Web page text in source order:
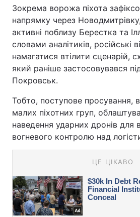
Зокрема ворожа піхота
напрямку через
активні поблизу Берестка та
словами аналітиків, російські
намагатися втілити сценарій,
який раніше застосовувався
Покровськ.
Тобто, поступове просування,
малих піхотних груп,
наведення ударних дронів для
вогневого контролю над